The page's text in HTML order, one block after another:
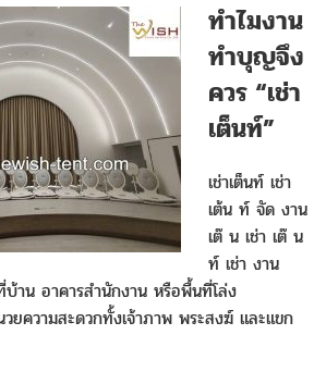
ทำไมงาน
ทำบุญจึง
ควร “เช่า
เต็นท์”
เช่าเต็นท์ เช่า
เต้น ท์ จัด งาน
เต๊ น เช่า เต๊ น
ท์ เช่า งาน
น อาคารสำนักงาน หรือพื้นที่โล่ง
วยความสะดวกทั้งเจ้าภาพ พระสงฆ์ และแขก